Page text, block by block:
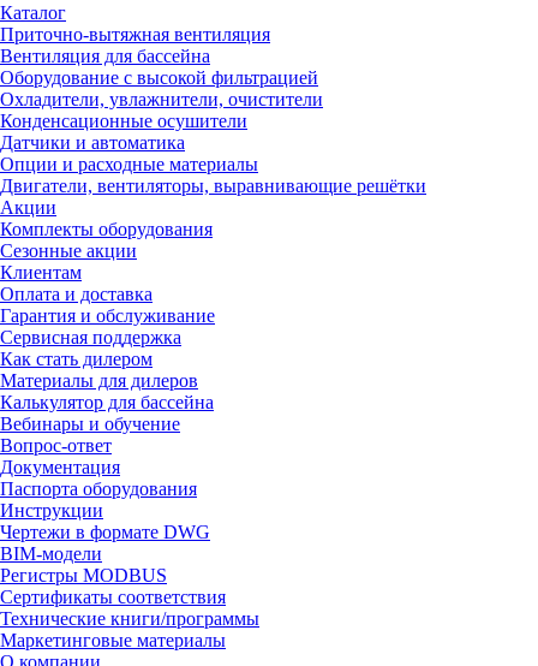
Каталог
Приточно-вытяжная вентиляция
Вентиляция для бассейна
Оборудование с высокой фильтрацией
Охладители, увлажнители, очистители
Конденсационные осушители
Датчики и автоматика
Опции и расходные материалы
Двигатели, вентиляторы, выравнивающие решётки
Акции
Комплекты оборудования
Сезонные акции
Клиентам
Оплата и доставка
Гарантия и обслуживание
Сервисная поддержка
Как стать дилером
Материалы для дилеров
Калькулятор для бассейна
Вебинары и обучение
Вопрос-ответ
Документация
Паспорта оборудования
Инструкции
Чертежи в формате DWG
BIM-модели
Регистры MODBUS
Сертификаты соответствия
Технические книги/программы
Маркетинговые материалы
О компании